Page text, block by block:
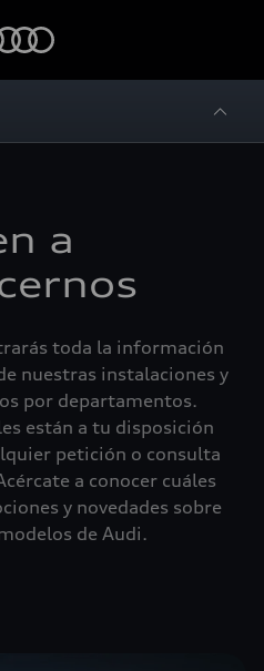
a
toda la información
nuestras instalaciones y
por departamentos.
están a tu disposición
petición o consulta
a conocer cuáles
y novedades sobre
de Audi.